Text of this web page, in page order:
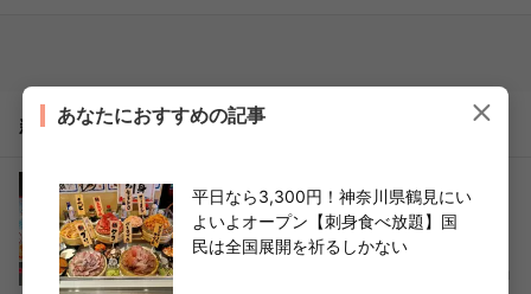
あなたにおすすめの記事
平日なら3,300円！神奈川県鶴見にい
よいよオープン【刺身食べ放題】国
民は全国展開を祈るしかない
新着記事
【神奈川県川崎市ご当地グルメ】「ニュータン
タンメン本舗」夏季限定の絶品メニュー！
2026年06月08日